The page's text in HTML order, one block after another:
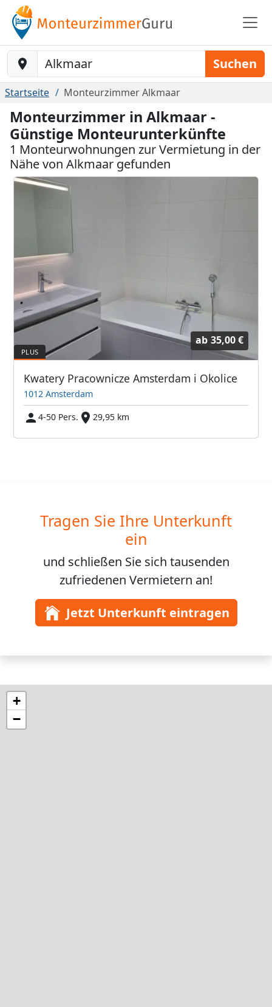
Baustelle-Location Suchen
Startseite Monteurzimmer Alkmaar
Monteurzimmer in Alkmaar -
Günstige Monteurunterkünfte
1 Monteurwohnungen zur Vermietung in der
Nähe von Alkmaar gefunden
ab 35,00 €
Kwatery Pracownicze Amsterdam i Okolice
1012 Amsterdam
4-50 Pers.
29,95 km
Tragen Sie Ihre Unterkunft
ein
und schließen Sie sich tausenden
zufriedenen Vermietern an!
Jetzt Unterkunft eintragen
+
−